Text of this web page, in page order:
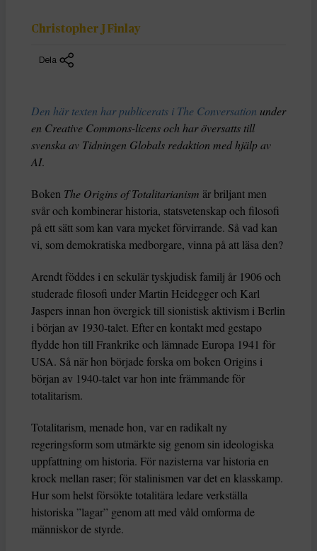
Christopher J Finlay
Dela
Den här texten har publicerats i The Conversation under
en Creative Commons-licens och har översatts till
svenska av Tidningen Globals redaktion med hjälp av
AI.
Boken The Origins of Totalitarianism är briljant men
svår och kombinerar historia, statsvetenskap och filosofi
på ett sätt som kan vara mycket förvirrande. Så vad kan
vi, som demokratiska medborgare, vinna på att läsa den?
Arendt föddes i en sekulär tyskjudisk familj år 1906 och
studerade filosofi under Martin Heidegger och Karl
Jaspers innan hon övergick till sionistisk aktivism i Berlin
i början av 1930-talet. Efter en kontakt med gestapo
flydde hon till Frankrike och lämnade Europa 1941 för
USA. Så när hon började forska om boken Origins i
början av 1940-talet var hon inte främmande för
totalitarism.
Totalitarism, menade hon, var en radikalt ny
regeringsform som utmärkte sig genom sin ideologiska
uppfattning om historia. För nazisterna var historia en
krock mellan raser; för stalinismen var det en klasskamp.
Hur som helst försökte totalitära ledare verkställa
historiska ”lagar” genom att med våld omforma de
människor de styrde.